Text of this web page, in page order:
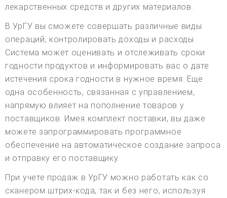
лекарственных средств и других материалов.
В УрГУ вы сможете совершать различные виды
операций, контролировать доходы и расходы.
Система может оценивать и отслеживать сроки
годности продуктов и информировать вас о дате
истечения срока годности в нужное время. Еще
одна особенность, связанная с управлением,
напрямую влияет на пополнение товаров у
поставщиков. Имея комплект поставки, вы даже
можете запрограммировать программное
обеспечение на автоматическое создание запроса
и отправку его поставщику.
При учете продаж в УрГУ можно работать как со
сканером штрих-кода, так и без него, используя